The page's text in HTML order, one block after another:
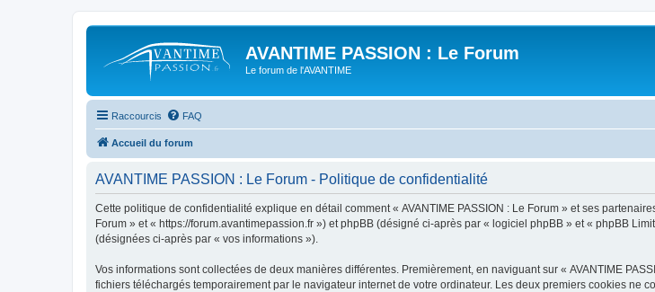
AVANTIME PASSION : Le Forum
Le forum de l'AVANTIME
Raccourcis FAQ
Accueil du forum
AVANTIME PASSION : Le Forum - Politique de confidentialité
Cette politique de confidentialité explique en détail comment « AVANTIME PASSION : Le Forum » et ses
Forum » et « https://forum.avantimepassion.fr ») et phpBB (désigné ci-après par « logiciel phpBB » et « phpBB
(désignées ci-après par « vos informations »).
Vos informations sont collectées de deux manières différentes. Premièrement, en naviguant sur « AVANTIME
fichiers téléchargés temporairement par le navigateur internet de votre ordinateur. Les deux premiers cookies ne